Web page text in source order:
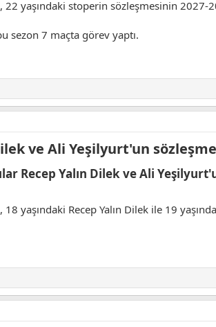
22 yaşındaki stoperin sözleşmesinin
sezon 7 maçta görev yaptı.
ve Ali Yeşilyurt'un
Recep Yalın Dilek ve Ali
18 yaşındaki Recep Yalın Dilek ile 19